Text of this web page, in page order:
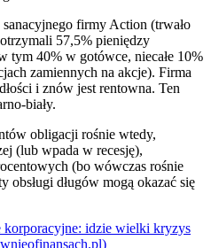
firmy Action (trwało
57,5% pieniędzy
tym 40% w gotówce, niecałe 10%
zamiennych na akcje). Firma
i znów jest rentowna. Ten
biały.
obligacji rośnie wtedy,
(lub wpada w recesję),
(bo wówczas rośnie
długów mogą okazać się
korporacyjne: idzie wielki kryzys